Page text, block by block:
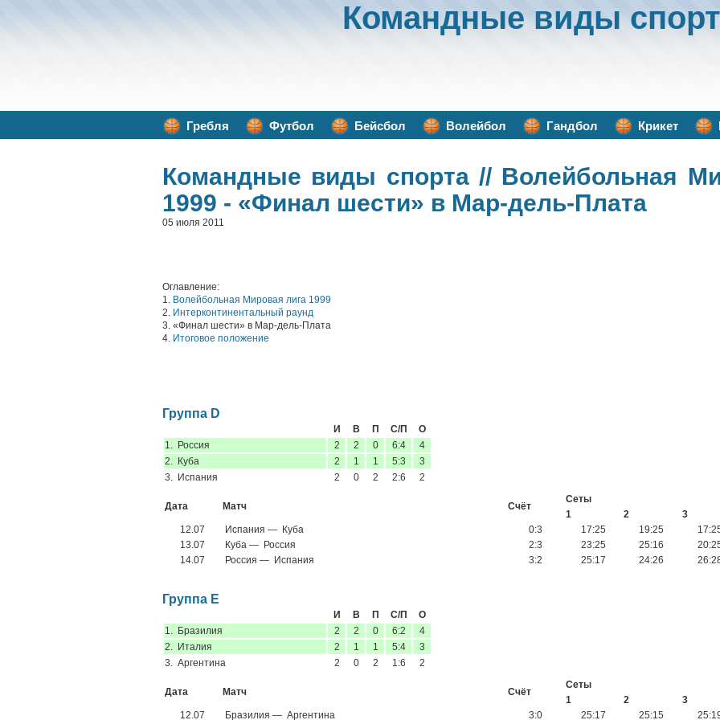
Командные виды
Гребля Футбол Бейсбол Волейбол Гандбол Крикет
Командные виды спорта// Волейбольная
1999 - «Финал шести» в Мар-дель-Плата
05 июля 2011
Оглавление:
1. Волейбольная Мировая лига 1999
2. Интерконтинентальный раунд
3. «Финал шести» в Мар-дель-Плата
4. Итоговое положение
Группа D
И В П С/П
О
1. Россия
2 2 0 6:4
4
2. Куба
2 1 1 5:3
3
3. Испания
2 0 2 2:6 2
Дата Матч Счёт
Сеты
1
2 3
12.07
Испания — Куба 0:3 17:25 19:25
13.07
Куба — Россия 2:3 23:25 25:16
14.07
Россия — Испания 3:2 25:17 24:26
Группа E
И В П С/П
О
1. Бразилия
2 2 0 6:2
4
2. Италия
2 1 1 5:4
3
3. Аргентина
2 0 2 1:6 2
Дата Матч Счёт
Сеты
1
2 3
12.07
Бразилия — Аргентина 3:0 25:17 25:15